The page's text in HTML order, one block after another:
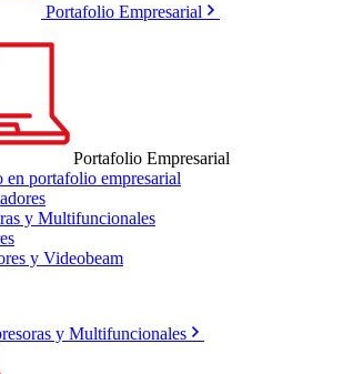
Portafolio Empresarial
Portafolio Empresarial
en portafolio empresarial
y Multifuncionales
y Videobeam
y Multifuncionales